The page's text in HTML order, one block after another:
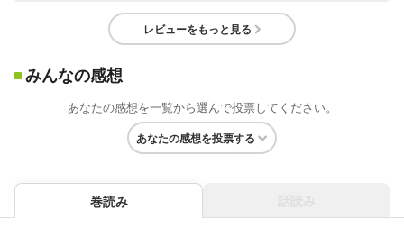
レビューをもっと見る
みんなの感想
あなたの感想を一覧から選んで投票してください。
あなたの感想を投票する
巻読み